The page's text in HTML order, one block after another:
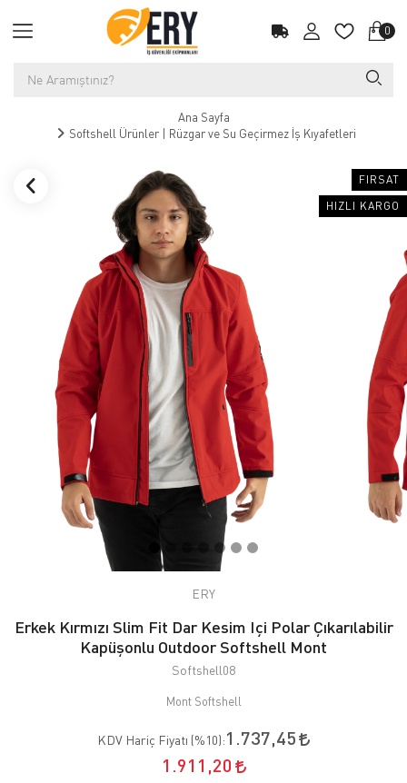
0
Ana Sayfa
Softshell Ürünler | Rüzgar ve Su Geçirmez İş Kıyafetleri
FIRSAT
HIZLI KARGO
ERY
Erkek Kırmızı Slim Fit Dar Kesim Içi Polar Çıkarılabilir
Kapüşonlu Outdoor Softshell Mont
Softshell08
Mont Softshell
KDV Hariç Fiyatı (%10):1.737,45
1.911,20